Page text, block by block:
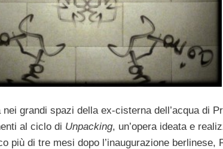
grandi spazi della ex-cisterna dell’acqua di
al ciclo di Unpacking, un’opera ideata e
più di tre mesi dopo l’inaugurazione berlinese,